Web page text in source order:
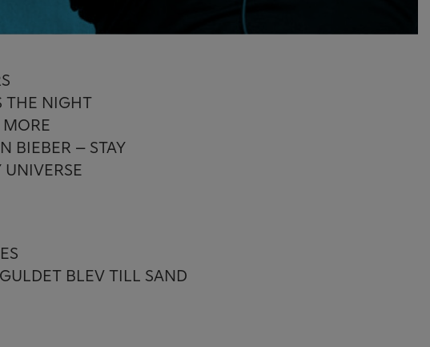
THE NIGHT
BIEBER – STAY
BLEV TILL SAND